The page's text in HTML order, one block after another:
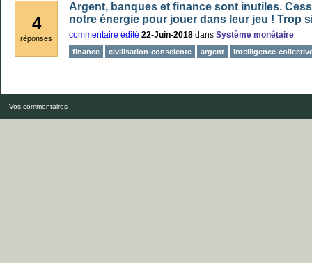
4
réponses
Argent, banques et finance sont inutiles.
notre énergie pour jouer dans leur jeu ! Trop
commentaire édité 22-Juin-2018 dans Système monétaire
finance civilisation-consciente argent intelligence-
Vos commentaires